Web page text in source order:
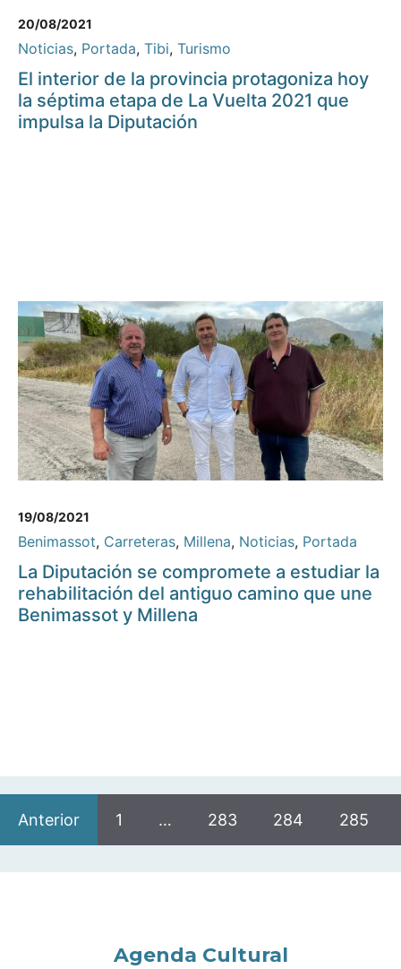
20/08/2021
Noticias, Portada, Tibi, Turismo
El interior de la provincia protagoniza hoy
la séptima etapa de La Vuelta 2021 que
impulsa la Diputación
19/08/2021
Benimassot, Carreteras, Millena, Noticias, Portada
La Diputación se compromete a estudiar la
rehabilitación del antiguo camino que une
Benimassot y Millena
Anterior 1 … 283 284 285
Agenda Cultural